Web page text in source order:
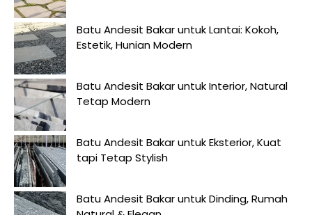
Batu Andesit Bakar untuk Lantai: Kokoh,
Estetik, Hunian Modern
Batu Andesit Bakar untuk Interior, Natural
Tetap Modern
Batu Andesit Bakar untuk Eksterior, Kuat
tapi Tetap Stylish
Batu Andesit Bakar untuk Dinding, Rumah